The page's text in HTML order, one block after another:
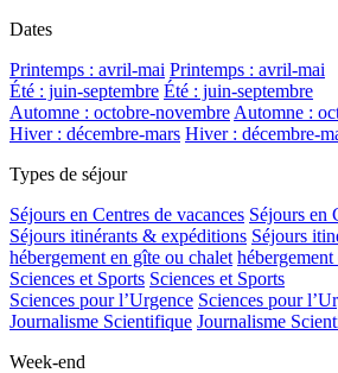
Dates
Printemps : avril-mai Printemps : avril-mai
Été : juin-septembre Été : juin-septembre
Automne : octobre-novembre Automne :
Hiver : décembre-mars Hiver : décembre-
Types de séjour
Séjours en Centres de vacances Séjours en
Séjours itinérants & expéditions Séjours
hébergement en gîte ou chalet
Sciences et Sports Sciences et Sports
Sciences pour l’Urgence Sciences pour
Journalisme Scientifique Journalisme
Week-end